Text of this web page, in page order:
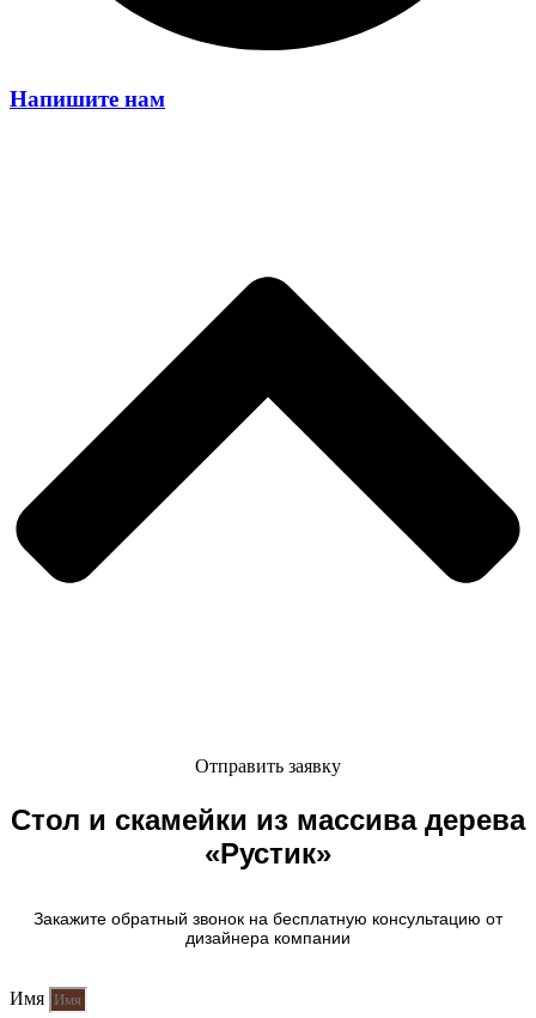
Напишите нам
Отправить заявку
Стол и скамейки из массива дерева
«Рустик»
Закажите обратный звонок на бесплатную консультацию от
дизайнера компании
Имя